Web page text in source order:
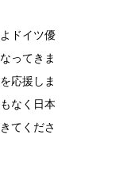
ドイツ優
ってきま
応援しま
なく日本
てくださ